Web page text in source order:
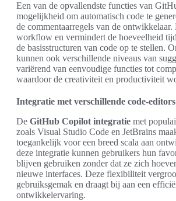
Een van de opvallendste functies van
mogelijkheid om automatisch code te
de commentaarregels van de
workflow en vermindert de hoeveelheid
de basisstructuren van code op te stellen.
kunnen ook verschillende niveaus van
variërend van eenvoudige functies tot
waardoor de creativiteit en productiviteit
Integratie met verschillende code-editors
De GitHub Copilot integratie met
zoals Visual Studio Code en JetBrains
toegankelijk voor een breed scala aan
deze integratie kunnen gebruikers hun
blijven gebruiken zonder dat ze zich
nieuwe interfaces. Deze flexibiliteit
gebruiksgemak en draagt bij aan een
ontwikkelervaring.